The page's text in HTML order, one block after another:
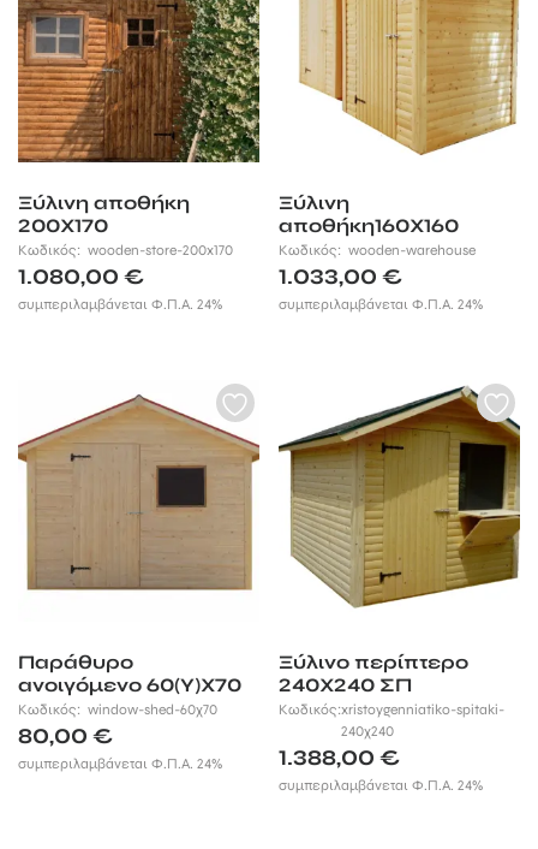
Ξύλινη αποθήκη
200Χ170
Κωδικός: wooden-store-200x170
1.080,00 €
συμπεριλαμβάνεται Φ.Π.Α. 24%
Ξύλινη
αποθήκη160Χ160
Κωδικός:wooden-warehouse
1.033,00€
συμπεριλαμβάνεται Φ.Π.Α. 24%
Παράθυρο
ανοιγόμενο 60(Υ)Χ70
εκ.
Κωδικός: window-shed-60χ70
80,00 €
συμπεριλαμβάνεται Φ.Π.Α. 24%
Ξύλινο περίπτερο
240Χ240 ΣΠ
Κωδικός:xristoygenniatiko-spitaki-
240χ240
1.388,00€
συμπεριλαμβάνεται Φ.Π.Α. 24%